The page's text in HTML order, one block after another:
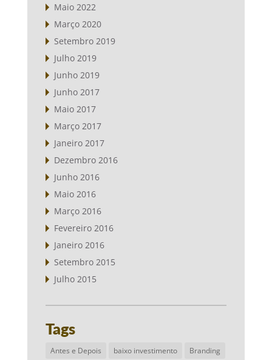
Maio 2022
Março 2020
Setembro 2019
Julho 2019
Junho 2019
Junho 2017
Maio 2017
Março 2017
Janeiro 2017
Dezembro 2016
Junho 2016
Maio 2016
Março 2016
Fevereiro 2016
Janeiro 2016
Setembro 2015
Julho 2015
Tags
Antes e Depois baixo investimento
Branding